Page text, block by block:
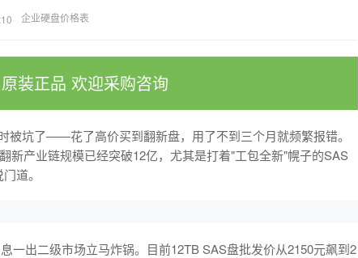
企业硬盘价格表
装正品 欢迎采购咨询
被坑了——花了高价买到翻新盘，用了不到三个月就频繁报错。
新产业链规模已经突破12亿，尤其是打着"工包全新"幌子的SAS
道。
一出二级市场立马炸锅。目前12TB SAS盘批发价从2150元飙到2